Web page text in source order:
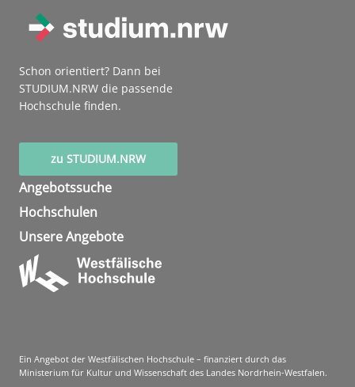
Schon orientiert? Dann bei
STUDIUM.NRW die passende
Hochschule finden.
zu STUDIUM.NRW
Angebotssuche
Hochschulen
Unsere Angebote
Ein Angebot der Westfälischen Hochschule – finanziert durch das
Ministerium für Kultur und Wissenschaft des Landes Nordrhein-Westfalen.